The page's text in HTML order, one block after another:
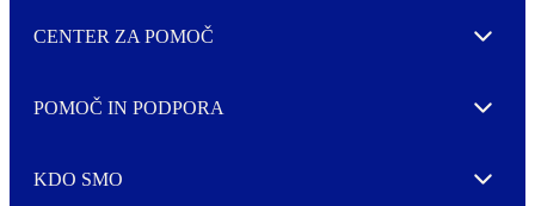
CENTER ZA POMOČ Expand
POMOČ IN PODPORA Expand
KDO SMO Expand